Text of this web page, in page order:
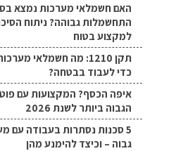
האם חשמלאי מערכות נמצא
התחשמלות גבוהה? ניתוח
למקצוע בטוח
תקן 1210: מה חשמלאי
כדי לעבוד בבטחה?
איפה הכסף? המקצועות עם
הגבוה ביותר לשנת 2026
5 סכנות נסתרות בעבודה עם
גבוה – וכיצד להימנע מהן